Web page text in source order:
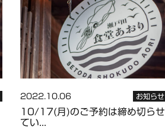
2022.10.06 お知らせ
10/17(月)のご予約は締め切らせ
てい...